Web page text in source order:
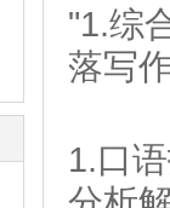
"1.综
落写
1.口